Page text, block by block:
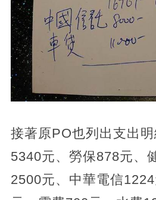
接著原PO也列出支出
5340元、勞保878元、
2500元、中華電信